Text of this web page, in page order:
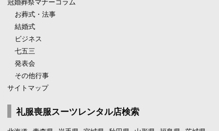
お葬式・法事
結婚式
ビジネス
七五三
発表会
その他行事
サイトマップ
礼服喪服スーツレンタル店検索